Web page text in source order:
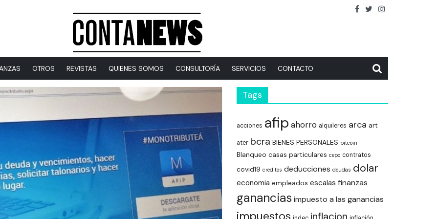
OTROS REVISTAS QUIENES SOMOS CONSULTORÍA SERVICIOS CONTACTO
Tags
acciones afip ahorro alquileres arca art
ater bcra BIENES PERSONALES bitcoin
Blanqueo casas particulares cepo contratos
covid19 creditos deducciones deudas dolar
economia empleados escalas finanzas
ganancias impuesto a las ganancias
impuestos inflacion